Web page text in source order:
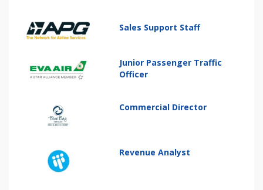
Sales Support Staff
Junior Passenger Traffic
Officer
Commercial Director
Revenue Analyst